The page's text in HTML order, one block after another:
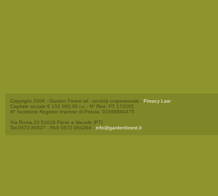
Copyright 2009 - Garden Forest srl - società unipersonale - Privacy Law
Capitale sociale € 102.000,00 i.v. - N° Rea: PT 173205
N° Iscrizione Registro Imprese di Pistoia: 01688860475
Via Roma,33 51018 Pieve a Nievole (PT)
Tel 0572.80527 - FAX 0572.954294 - info@gardenforest.it